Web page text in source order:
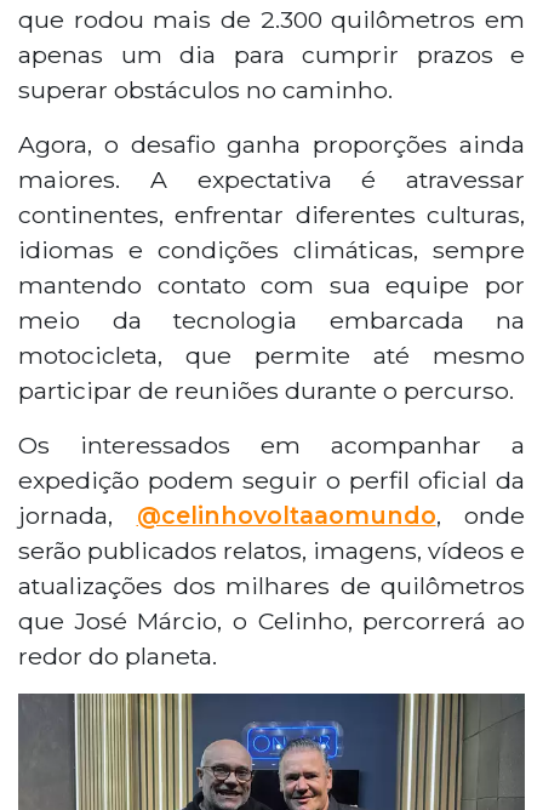
que rodou mais de 2.300 quilômetros em
apenas um dia para cumprir prazos e
superar obstáculos no caminho.
Agora, o desafio ganha proporções ainda
maiores. A expectativa é atravessar
continentes, enfrentar diferentes culturas,
idiomas e condições climáticas, sempre
mantendo contato com sua equipe por
meio da tecnologia embarcada na
motocicleta, que permite até mesmo
participar de reuniões durante o percurso.
Os interessados em acompanhar a
expedição podem seguir o perfil oficial da
jornada, @celinhovoltaaomundo, onde
serão publicados relatos, imagens, vídeos e
atualizações dos milhares de quilômetros
que José Márcio, o Celinho, percorrerá ao
redor do planeta.